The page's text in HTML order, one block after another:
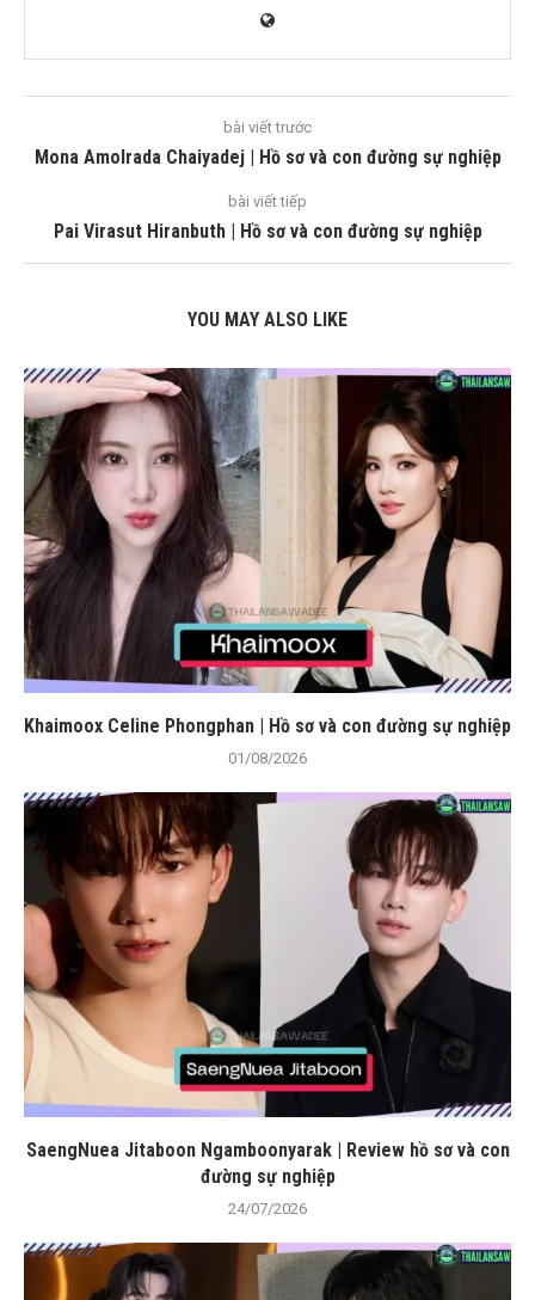
bài viết trước
Mona Amolrada Chaiyadej | Hồ sơ và con đường sự nghiệp
bài viết tiếp
Pai Virasut Hiranbuth | Hồ sơ và con đường sự nghiệp
YOU MAY ALSO LIKE
Khaimoox Celine Phongphan | Hồ sơ và con đường sự nghiệp
01/08/2026
SaengNuea Jitaboon Ngamboonyarak | Review hồ sơ và con
đường sự nghiệp
24/07/2026